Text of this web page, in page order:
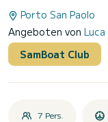
Porto San Paolo
Angeboten von Luca
SamBoat Club
7 Pers.